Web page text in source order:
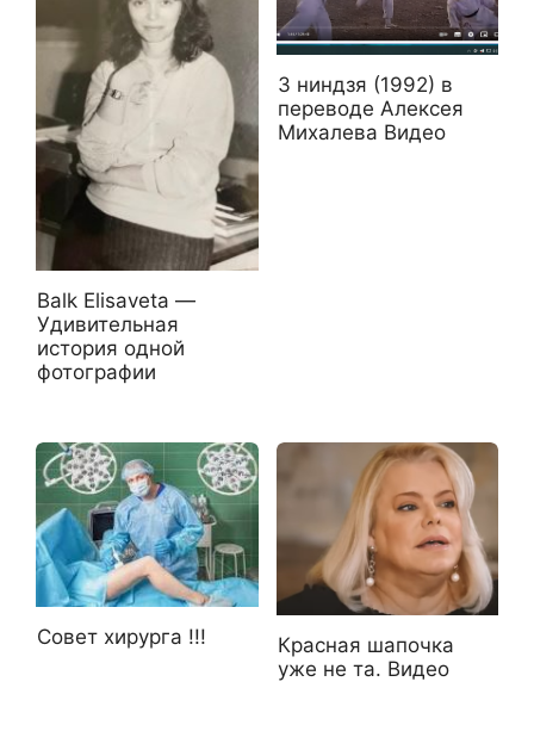
Balk Elisaveta —
Удивительная
история одной
фотографии
3 ниндзя (1992) в
переводе Алексея
Михалева Видео
Совет хирурга !!!
Красная шапочка
уже не та. Видео